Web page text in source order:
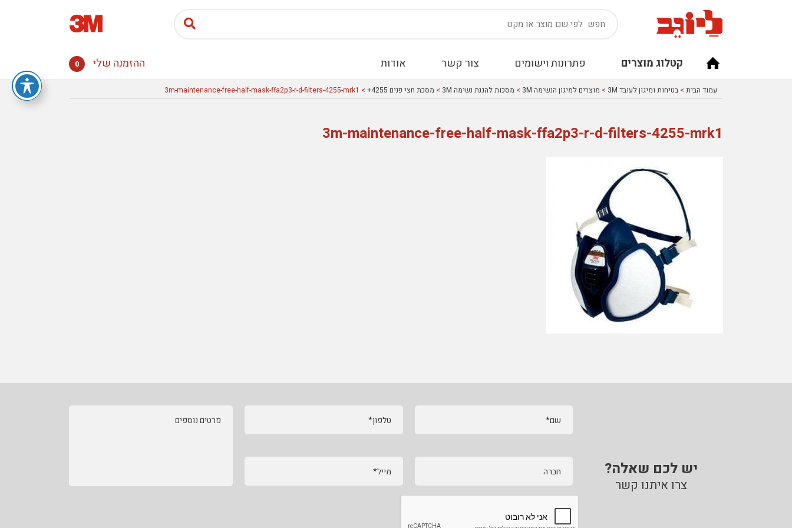
קטלוג מוצרים פתרונות וישומים צור קשר אודות ההזמנה שלי 0
עמוד הבית > בטיחות ומיגון לעובד 3M > מוצרים למיגון הנשימה 3M > מסכות להגנת נשימה 3M > מסכת חצי פנים 4255+ > 3m-maintenance-free-half-mask-ffa2p3-r-d-filters-4255-mrk1
3m-maintenance-free-half-mask-ffa2p3-r-d-filters-4255-mrk1
יש לכם שאלה?
צרו איתנו קשר
שם* טלפון*
חברה מייל*
פרטים נוספים